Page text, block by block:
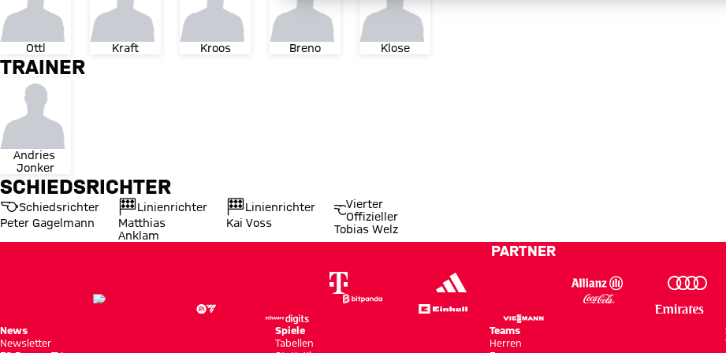
Ottl Kraft Kroos Breno Klose
TRAINER
Andries
Jonker
SCHIEDSRICHTER
Schiedsrichter
Peter Gagelmann
Linienrichter
Matthias
Anklam
Linienrichter
Kai Voss
Vierter
Offizieller
Tobias Welz
PARTNER
News
Newsletter
Spiele
Tabellen
Teams
Herren